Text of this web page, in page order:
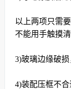
以上两项只需
不能用手触摸
3)玻璃边缘破损
4)装配压框不合